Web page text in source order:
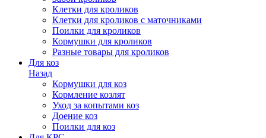
Клетки для кроликов
Клетки для кроликов с маточниками
Поилки для кроликов
Кормушки для кроликов
Разные товары для кроликов
Для коз
Назад
Кормушки для коз
Кормление козлят
Уход за копытами коз
Доение коз
Поилки для коз